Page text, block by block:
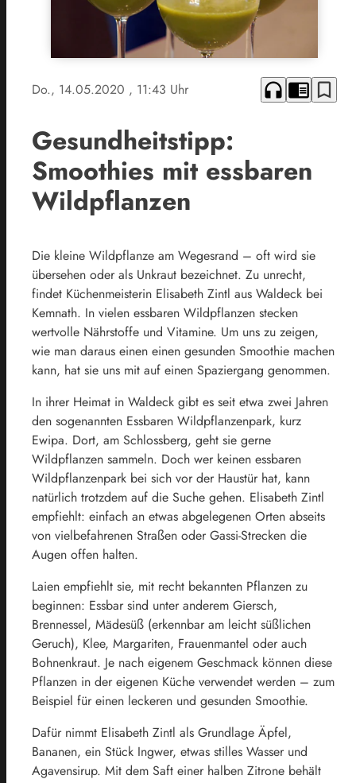
Do., 14.05.2020 , 11:43 Uhr headphones chrome_reader_mode bookmark_border
Gesundheitstipp:
Smoothies mit essbaren
Wildpflanzen
Die kleine Wildpflanze am Wegesrand – oft wird sie
übersehen oder als Unkraut bezeichnet. Zu unrecht,
findet Küchenmeisterin Elisabeth Zintl aus Waldeck bei
Kemnath. In vielen essbaren Wildpflanzen stecken
wertvolle Nährstoffe und Vitamine. Um uns zu zeigen,
wie man daraus einen einen gesunden Smoothie machen
kann, hat sie uns mit auf einen Spaziergang genommen.
In ihrer Heimat in Waldeck gibt es seit etwa zwei Jahren
den sogenannten Essbaren Wildpflanzenpark, kurz
Ewipa. Dort, am Schlossberg, geht sie gerne
Wildpflanzen sammeln. Doch wer keinen essbaren
Wildpflanzenpark bei sich vor der Haustür hat, kann
natürlich trotzdem auf die Suche gehen. Elisabeth Zintl
empfiehlt: einfach an etwas abgelegenen Orten abseits
von vielbefahrenen Straßen oder Gassi-Strecken die
Augen offen halten.
Laien empfiehlt sie, mit recht bekannten Pflanzen zu
beginnen: Essbar sind unter anderem Giersch,
Brennessel, Mädesüß (erkennbar am leicht süßlichen
Geruch), Klee, Margariten, Frauenmantel oder auch
Bohnenkraut. Je nach eigenem Geschmack können diese
Pflanzen in der eigenen Küche verwendet werden – zum
Beispiel für einen leckeren und gesunden Smoothie.
Dafür nimmt Elisabeth Zintl als Grundlage Äpfel,
Bananen, ein Stück Ingwer, etwas stilles Wasser und
Agavensirup. Mit dem Saft einer halben Zitrone behält